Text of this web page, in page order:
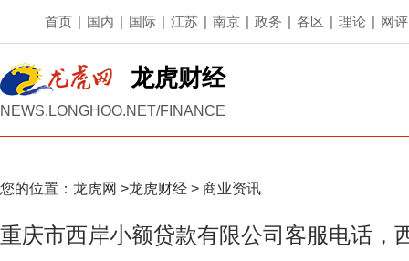
首页 | 国内 | 国际 | 江苏 | 南京 | 政务 | 各区 | 理论 | 网评
龙虎财经
NEWS.LONGHOO.NET/FINANCE
您的位置： 龙虎网 >龙虎财经 > 商业资讯
重庆市西岸小额贷款有限公司客服电话，